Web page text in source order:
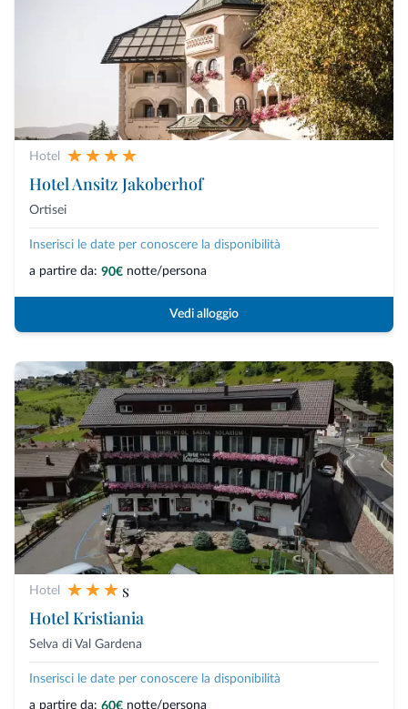
Hotel
Hotel Ansitz Jakoberhof
Ortisei
Inserisci le date per conoscere la disponibilità
a partire da: 90€ notte/persona
Vedi alloggio
Hotel
s
Hotel Kristiania
Selva di Val Gardena
Inserisci le date per conoscere la disponibilità
a partire da: 60€ notte/persona